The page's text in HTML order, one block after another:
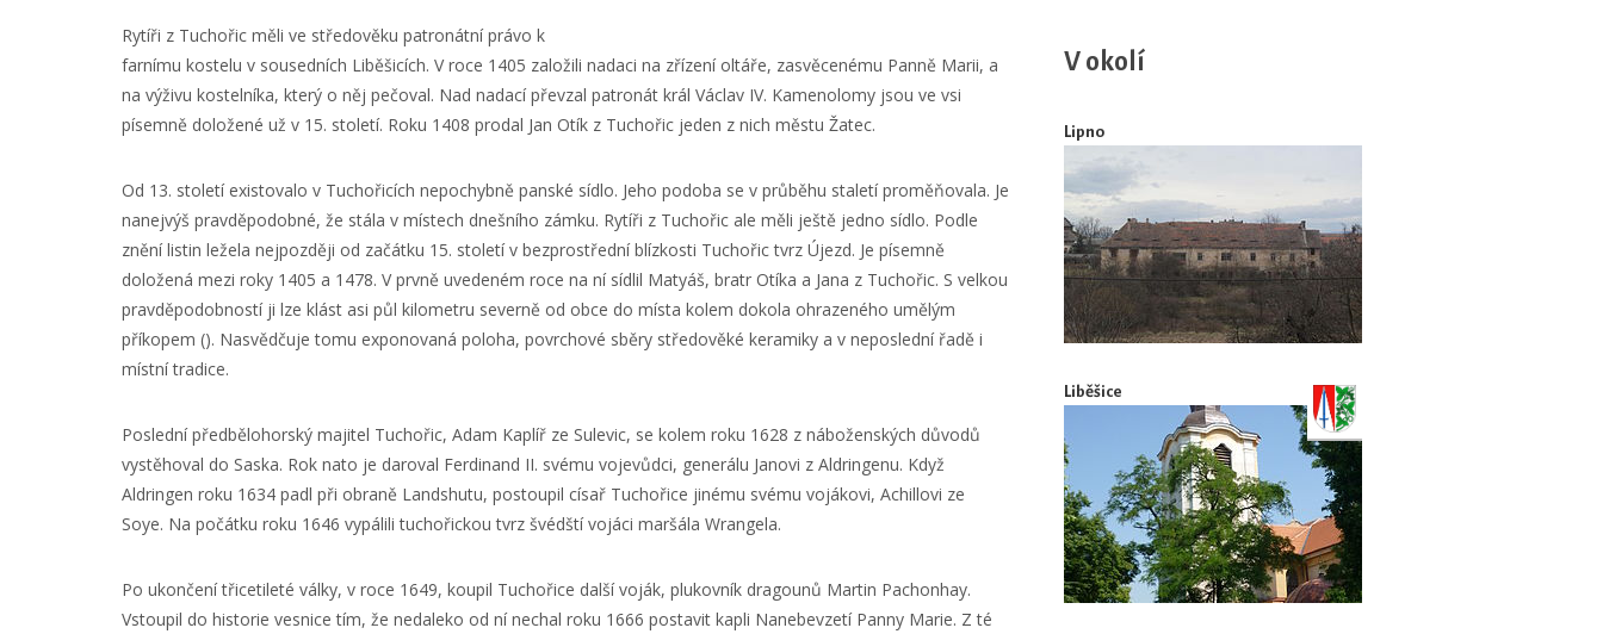
Rytíři z Tuchořic měli ve středověku patronátní právo k
farnímu kostelu v sousedních Liběšicích. V roce 1405 založili nadaci na zřízení oltáře, zasvěcenému Panně Marii, a
na výživu kostelníka, který o něj pečoval. Nad nadací převzal patronát král Václav IV. Kamenolomy jsou ve vsi
písemně doložené už v 15. století. Roku 1408 prodal Jan Otík z Tuchořic jeden z nich městu Žatec.
Od 13. století existovalo v Tuchořicích nepochybně panské sídlo. Jeho podoba se v průběhu staletí proměňovala. Je
nanejvýš pravděpodobné, že stála v místech dnešního zámku. Rytíři z Tuchořic ale měli ještě jedno sídlo. Podle
znění listin ležela nejpozději od začátku 15. století v bezprostřední blízkosti Tuchořic tvrz Újezd. Je písemně
doložená mezi roky 1405 a 1478. V prvně uvedeném roce na ní sídlil Matyáš, bratr Otíka a Jana z Tuchořic. S velkou
pravděpodobností ji lze klást asi půl kilometru severně od obce do místa kolem dokola ohrazeného umělým
příkopem (). Nasvědčuje tomu exponovaná poloha, povrchové sběry středověké keramiky a v neposlední řadě i
místní tradice.
Poslední předbělohorský majitel Tuchořic, Adam Kaplíř ze Sulevic, se kolem roku 1628 z náboženských důvodů
vystěhoval do Saska. Rok nato je daroval Ferdinand II. svému vojevůdci, generálu Janovi z Aldringenu. Když
Aldringen roku 1634 padl při obraně Landshutu, postoupil císař Tuchořice jinému svému vojákovi, Achillovi ze
Soye. Na počátku roku 1646 vypálili tuchořickou tvrz švédští vojáci maršála Wrangela.
Po ukončení třicetileté války, v roce 1649, koupil Tuchořice další voják, plukovník dragounů Martin Pachonhay.
Vstoupil do historie vesnice tím, že nedaleko od ní nechal roku 1666 postavit kapli Nanebevzetí Panny Marie. Z té
V okolí
Lipno
Liběšice